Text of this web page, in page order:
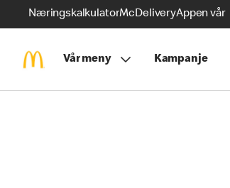
NæringskalkulatorMcDeliveryAppen vår
Vår meny Kampanje